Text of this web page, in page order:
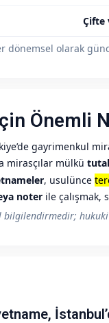
Çifte
dönemsel olarak
Önemli
gayrimenkul
mirasçılar mülkü
, usulünce
noter ile çalışmak,
hukuki